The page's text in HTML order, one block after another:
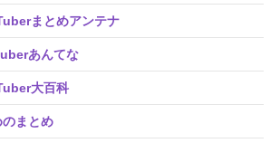
まとめアンテナ
あんてな
大百科
まとめ